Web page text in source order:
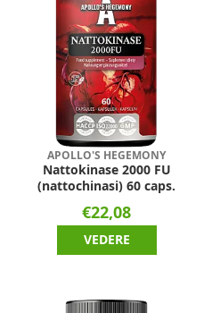
APOLLO'S HEGEMONY
Nattokinase 2000 FU
(nattochinasi) 60 caps.
€22,08
VEDERE